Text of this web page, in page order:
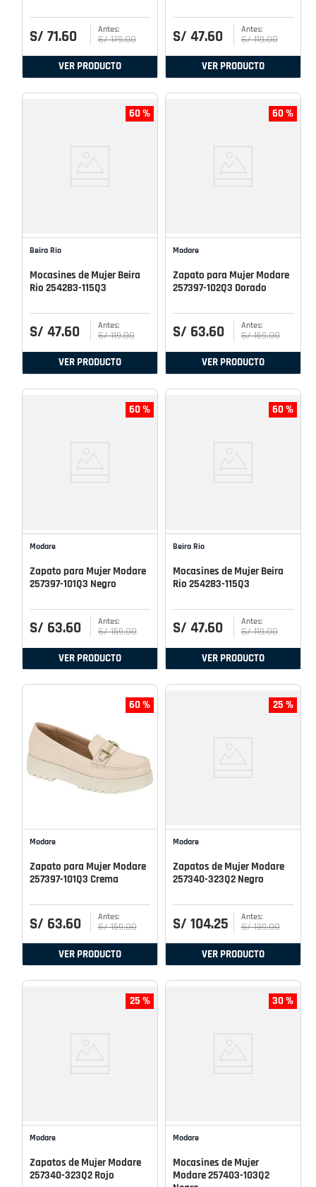
S/ 71.60 S/ 179.00
VER PRODUCTO
S/ 47.60 S/ 119.00
VER PRODUCTO
60 %
Beira Rio
Mocasines de Mujer Beira
Rio 254283-115Q3
S/ 47.60 S/ 119.00
VER PRODUCTO
60 %
Modare
Zapato para Mujer Modare
257397-102Q3 Dorado
S/ 63.60 S/ 159.00
VER PRODUCTO
60 %
Modare
Zapato para Mujer Modare
257397-101Q3 Negro
S/ 63.60 S/ 159.00
VER PRODUCTO
60 %
Beira Rio
Mocasines de Mujer Beira
Rio 254283-115Q3
S/ 47.60 S/ 119.00
VER PRODUCTO
60 %
Modare
Zapato para Mujer Modare
257397-101Q3 Crema
S/ 63.60 S/ 159.00
VER PRODUCTO
25 %
Modare
Zapatos de Mujer Modare
257340-323Q2 Negro
S/ 104.25 S/ 139.00
VER PRODUCTO
25 %
Modare
Zapatos de Mujer Modare
257340-323Q2 Rojo
30 %
Modare
Mocasines de Mujer
Modare 257403-103Q2